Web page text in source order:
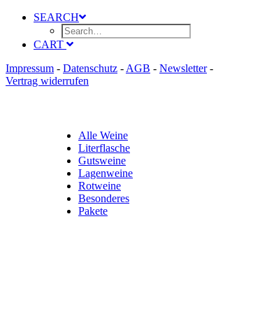
SEARCH
CART
Impressum - Datenschutz - AGB - Newsletter-
Vertrag widerrufen
Alle Weine
Literflasche
Gutsweine
Lagenweine
Rotweine
Besonderes
Pakete